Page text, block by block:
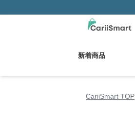
新着商品
CariiSmart TOP